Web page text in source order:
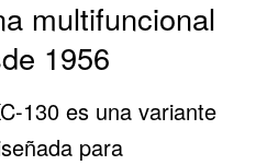
multifuncional
1956
130 es una variante
para